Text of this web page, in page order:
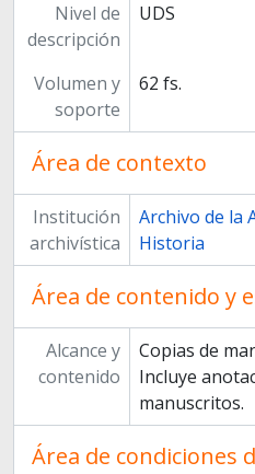
Nivel de
descripción
UDS
Volumen y
soporte
62 fs.
Área de contexto
Institución
archivística
Archivo de la
Historia
Área de contenido y
Alcance y
contenido
Copias de
Incluye
manuscritos.
Área de condiciones